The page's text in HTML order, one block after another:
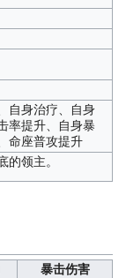
自身治疗、自身
率提升、自身暴
命座普攻提升
领主。
暴击伤害